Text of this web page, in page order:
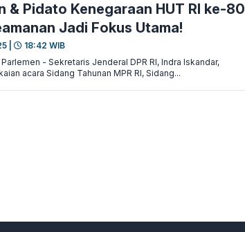
& Pidato Kenegaraan HUT RI ke-80
Jadi Fokus Utama!
|
18:42 WIB
- Sekretaris Jenderal DPR RI, Indra Iskandar,
acara Sidang Tahunan MPR RI, Sidang...